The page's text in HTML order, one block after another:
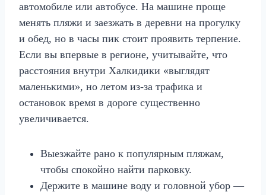
автомобиле или автобусе. На машине проще
менять пляжи и заезжать в деревни на прогулку
и обед, но в часы пик стоит проявить терпение.
Если вы впервые в регионе, учитывайте, что
расстояния внутри Халкидики «выглядят
маленькими», но летом из‑за трафика и
остановок время в дороге существенно
увеличивается.
Выезжайте рано к популярным пляжам,
чтобы спокойно найти парковку.
Держите в машине воду и головной убор —